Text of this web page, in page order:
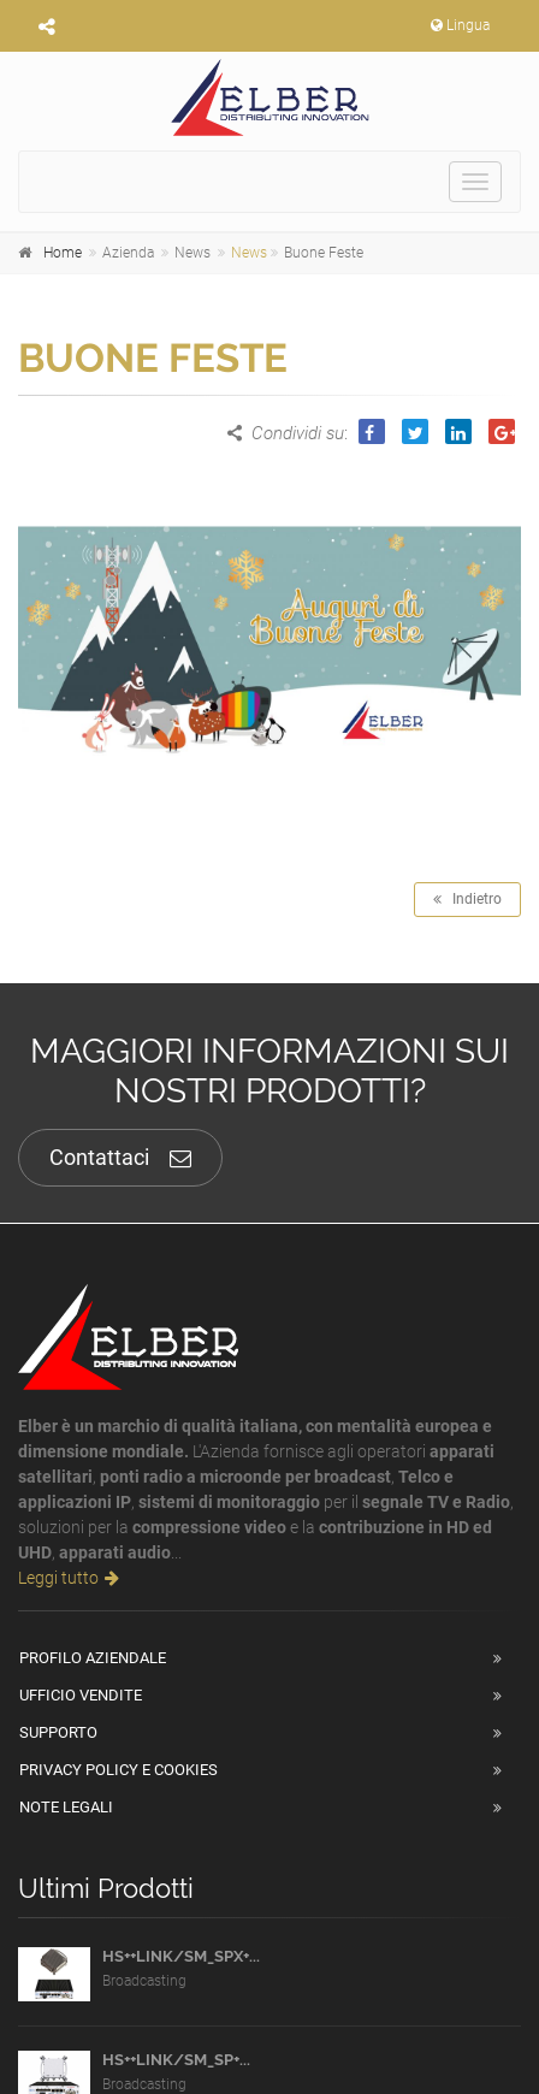
Lingua
Toggle
Home Azienda News News Buone Feste
BUONE FESTE
Condividi su:
Indietro
MAGGIORI INFORMAZIONI SUI
NOSTRI PRODOTTI?
Contattaci
Elber è un marchio di qualità italiana, con mentalità europea e
dimensione mondiale. L'Azienda fornisce agli operatori apparati
satellitari ponti radio a microonde per broadcast Telco e
applicazioni IP sistemi di monitoraggio per il segnale TV e Radio
soluzioni per la compressione videoe la contribuzione in HD ed
UHD apparati audio
Leggi tutto
PROFILO AZIENDALE
UFFICIO VENDITE
SUPPORTO
PRIVACY POLICY E COOKIES
NOTE LEGALI
Ultimi Prodotti
HS++LINK/SM_SPX+...
Broadcasting
HS++LINK/SM_SP+...
Broadcasting